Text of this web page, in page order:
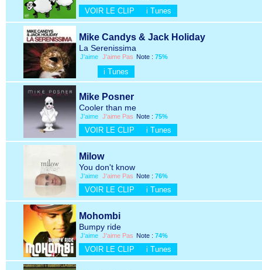
VOIR LE CLIP i Tunes
Mike Candys & Jack Holiday
La Serenissima
J'aime J'aime Pas Note : 75%
i Tunes
Mike Posner
Cooler than me
J'aime J'aime Pas Note : 75%
VOIR LE CLIP i Tunes
Milow
You don't know
J'aime J'aime Pas Note : 76%
VOIR LE CLIP i Tunes
Mohombi
Bumpy ride
J'aime J'aime Pas Note : 74%
VOIR LE CLIP i Tunes